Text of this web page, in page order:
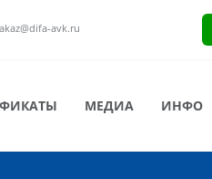
avk.ru
МЕДИА ИНФО